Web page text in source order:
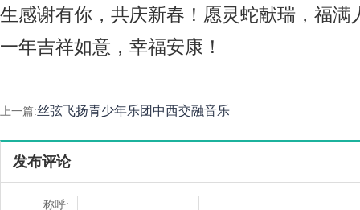
生感谢有你，共庆新春！愿灵蛇献瑞，福满
一年吉祥如意，幸福安康！
上一篇:丝弦飞扬青少年乐团中西交融音乐
发布评论
称呼: